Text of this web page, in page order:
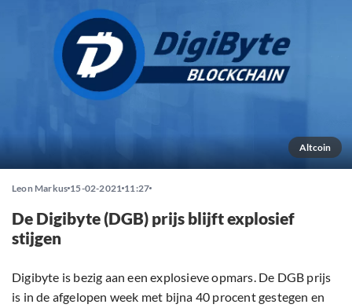
Altcoin
Leon Markus 15-02-2021 11:27
De Digibyte (DGB) prijs blijft explosief
stijgen
Digibyte is bezig aan een explosieve opmars. De DGB prijs
is in de afgelopen week met bijna 40 procent gestegen en